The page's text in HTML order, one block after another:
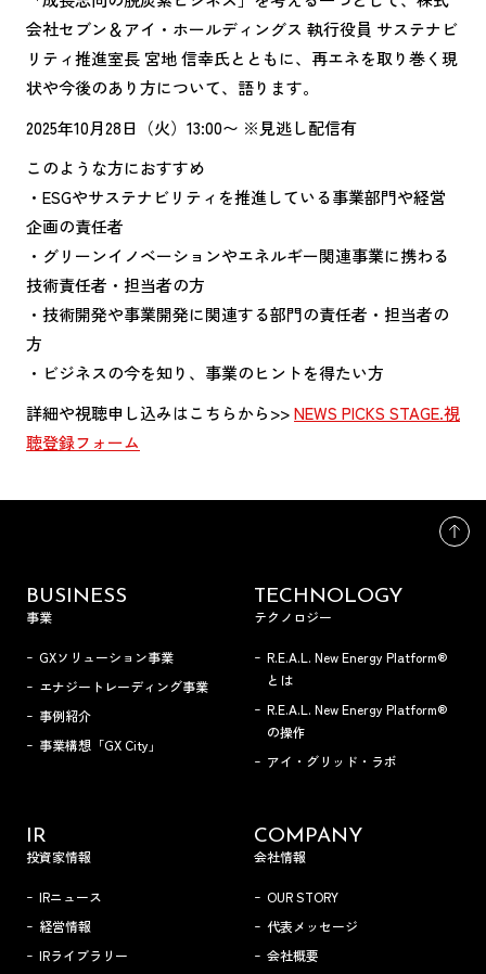
会社セブン＆アイ・ホールディングス 執行役員 サステナビ
リティ推進室長 宮地 信幸氏とともに、再エネを取り巻く現
状や今後のあり方について、語ります。
2025年10月28日（火）13:00〜 ※見逃し配信有
このような方におすすめ
・ESGやサステナビリティを推進している事業部門や経営
企画の責任者
・グリーンイノベーションやエネルギー関連事業に携わる
技術責任者・担当者の方
・技術開発や事業開発に関連する部門の責任者・担当者の
方
・ビジネスの今を知り、事業のヒントを得たい方
詳細や視聴申し込みはこちらから>>NEWS PICKS STAGE.視
聴登録フォーム
BUSINESS
事業
GXソリューション事業
エナジートレーディング事業
事例紹介
事業構想「GX City」
TECHNOLOGY
テクノロジー
R.E.A.L. New Energy Platform®
とは
R.E.A.L. New Energy Platform®
の操作
アイ・グリッド・ラボ
IR
投資家情報
IRニュース
経営情報
IRライブラリー
COMPANY
会社情報
OUR STORY
代表メッセージ
会社概要